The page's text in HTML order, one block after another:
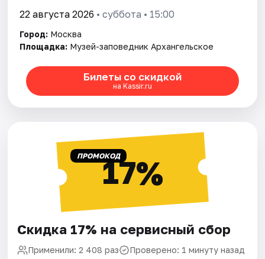
22 августа 2026 • суббота • 15:00
Город: Москва
Площадка: Музей-заповедник Архангельское
Билеты со скидкой
на Kassir.ru
ПРОМОКОД17%
Скидка 17% на сервисный сбор
Применили: 2 408 раз Проверено: 1 минуту назад